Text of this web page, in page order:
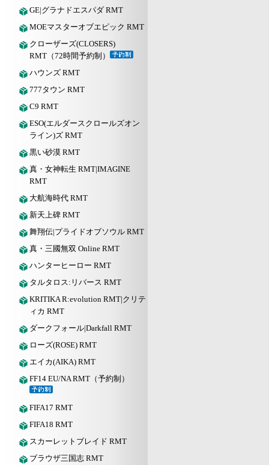
GE|グラナドエスパダ RMT
MOEマスターオブエピック RMT
クローザーズ(CLOSERS)
RMT（72時間予約制）
ハウンズ RMT
777タウン RMT
C9 RMT
ESO(エルダースクロールズオン
ライン)ズ RMT
黒い砂漠 RMT
真・女神転生 RMT|IMAGINE
RMT
大航海時代 RMT
新天上碑 RMT
舞翔伝|プライドオブソウル RMT
真・三國無双 Online RMT
ハンターヒーロー RMT
タルタロス:リバース RMT
KRITIKA R:evolution RMT|クリテ
ィカ RMT
ダークフォール|Darkfall RMT
ローズ(ROSE) RMT
エイカ(AIKA) RMT
FF14 EU/NA RMT（予約制）
FIFA17 RMT
FIFA18 RMT
スカーレットブレイド RMT
ブラウザ三国志 RMT